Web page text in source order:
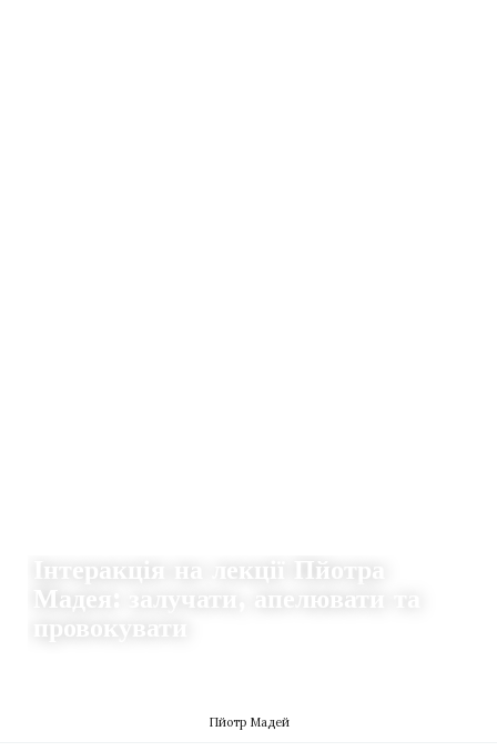
Інтеракція на лекції Пйотра
Мадея: залучати, апелювати та
провокувати
Пйотр Мадей